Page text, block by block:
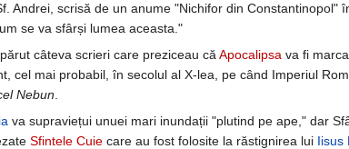
Andrei, scrisă de un anume "Nichifor din
se va sfârși lumea aceasta."
câteva scrieri care preziceau căApocalipsa va fi
cel mai probabil, în secolul al X-lea, pe când Imperiul
Nebun.
va supraviețui unuei mari inundații "plutind pe ape," dar
Sfintele Cuie care au fost folosite la răstignirea lui Iisus